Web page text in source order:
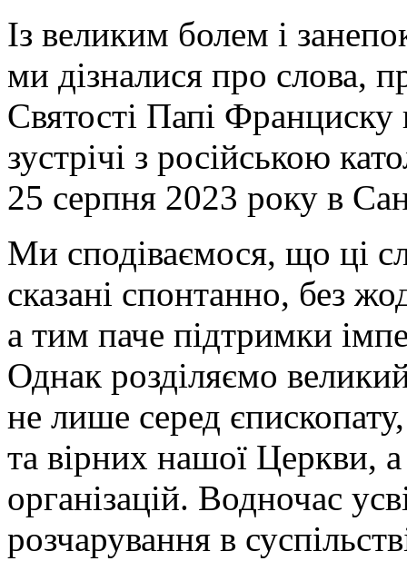
Із великим болем і
ми дізналися про слова,
Святості Папі
зустрічі з російською
25 серпня 2023 року в
Ми сподіваємося, що ці
сказані спонтанно, без
а тим паче підтримки
Однак розділяємо
не лише серед
та вірних нашої Церкви,
організацій. Водночас
розчарування в